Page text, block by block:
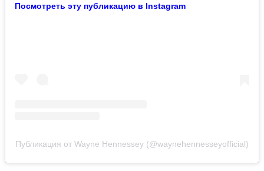
Посмотреть эту публикацию в Instagram
Публикация от Wayne Hennessey (@waynehennesseyofficial)